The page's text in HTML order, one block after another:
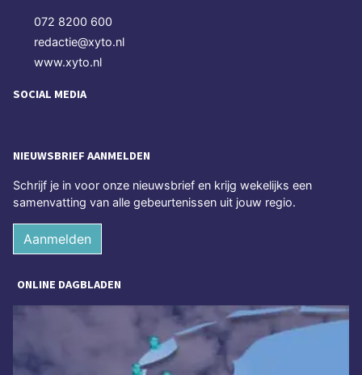
072 8200 600
redactie@xyto.nl
www.xyto.nl
SOCIAL MEDIA
NIEUWSBRIEF AANMELDEN
Schrijf je in voor onze nieuwsbrief en krijg wekelijks een
samenvatting van alle gebeurtenissen uit jouw regio.
Aanmelden
ONLINE DAGBLADEN